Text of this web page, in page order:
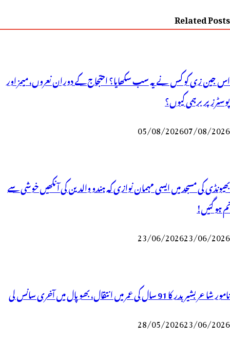
Related Posts
اس جین زی کو کس نے یہ سب سکھایا؟ احتجاج کے دوران نعروں، میمز اور
پوسٹرز پر برہمی کیوں؟
05/08/202607/08/2026
بھیونڈی کی مسجد میں ایسی مہمان نوازی کہ ہندو والدین کی آنکھیں خوشی سے
نم ہو گئیں!
23/06/202623/06/2026
نامور شاعر بشیر بدر کا 91 سال کی عمر میں انتقال، بھوپال میں آخری سانس لی
28/05/202623/06/2026